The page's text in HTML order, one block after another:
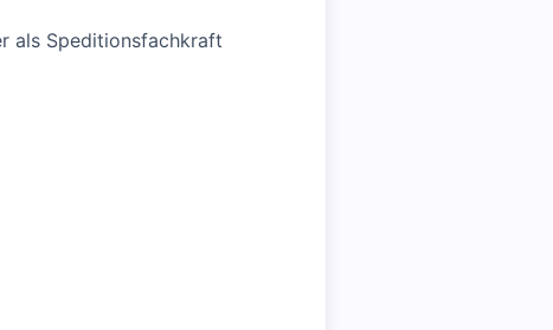
als Speditionsfachkraft